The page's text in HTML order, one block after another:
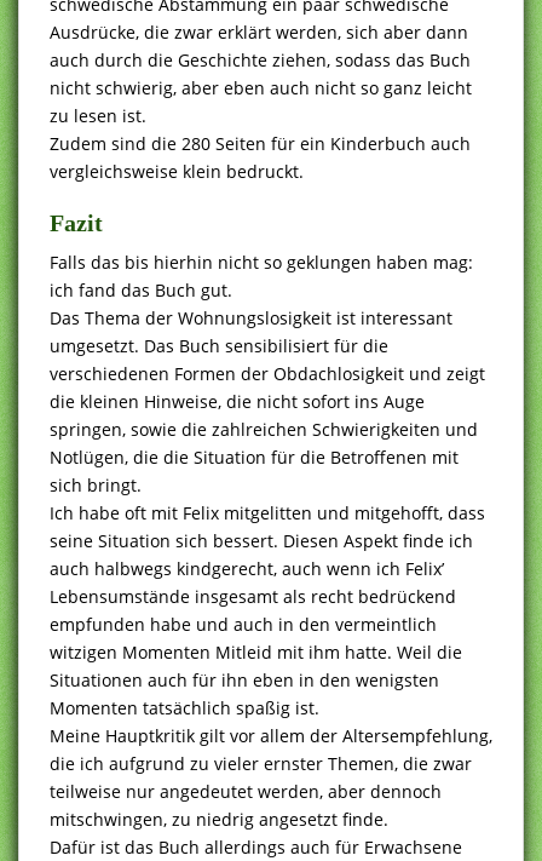
Ausdrücke, die zwar erklärt werden, sich aber dann
auch durch die Geschichte ziehen, sodass das Buch
nicht schwierig, aber eben auch nicht so ganz leicht
zu lesen ist.
Zudem sind die 280 Seiten für ein Kinderbuch auch
vergleichsweise klein bedruckt.
Fazit
Falls das bis hierhin nicht so geklungen haben mag:
ich fand das Buch gut.
Das Thema der Wohnungslosigkeit ist interessant
umgesetzt. Das Buch sensibilisiert für die
verschiedenen Formen der Obdachlosigkeit und zeigt
die kleinen Hinweise, die nicht sofort ins Auge
springen, sowie die zahlreichen Schwierigkeiten und
Notlügen, die die Situation für die Betroffenen mit
sich bringt.
Ich habe oft mit Felix mitgelitten und mitgehofft, dass
seine Situation sich bessert. Diesen Aspekt finde ich
auch halbwegs kindgerecht, auch wenn ich Felix’
Lebensumstände insgesamt als recht bedrückend
empfunden habe und auch in den vermeintlich
witzigen Momenten Mitleid mit ihm hatte. Weil die
Situationen auch für ihn eben in den wenigsten
Momenten tatsächlich spaßig ist.
Meine Hauptkritik gilt vor allem der Altersempfehlung,
die ich aufgrund zu vieler ernster Themen, die zwar
teilweise nur angedeutet werden, aber dennoch
mitschwingen, zu niedrig angesetzt finde.
Dafür ist das Buch allerdings auch für Erwachsene